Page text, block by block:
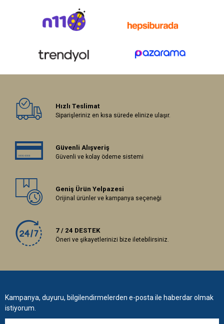
Hızlı Teslimat
Siparişleriniz en kısa sürede elinize ulaşır.
Güvenli Alışveriş
Güvenli ve kolay ödeme sistemi
Geniş Ürün Yelpazesi
Orijinal ürünler ve kampanya seçeneği
7 / 24 DESTEK
Öneri ve şikayetlerinizi bize iletebilirsiniz.
Kampanya, duyuru, bilgilendirmelerden e-posta ile haberdar olmak
istiyorum.